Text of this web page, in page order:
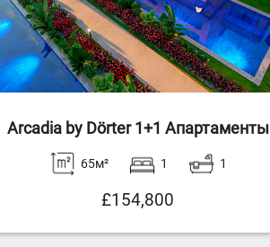
Arcadia by Dörter 1+1 Апартаменты
65м² 1 1
£154,800